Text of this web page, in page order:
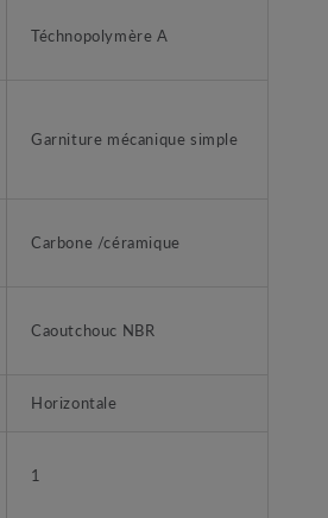
Téchnopolymère A
Garniture mécanique simple
Carbone /céramique
Caoutchouc NBR
Horizontale
1